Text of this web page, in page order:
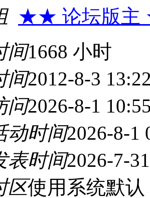
★★ 论坛版
间1668 小时
间2012-8-3
问2026-8-1
动时间2026-8-1
表时间2026-7-
区使用系统默认